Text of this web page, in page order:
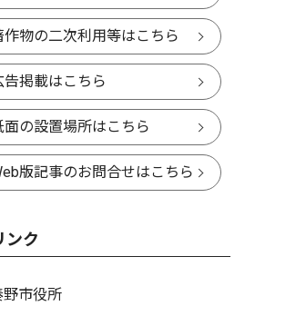
作物の二次利用等はこちら
告掲載はこちら
面の設置場所はこちら
版記事のお問合せはこちら
ンク
野市役所